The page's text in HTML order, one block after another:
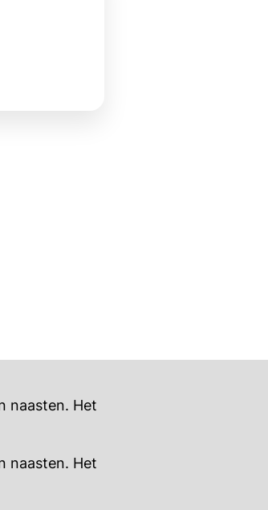
naasten. Het
naasten. Het